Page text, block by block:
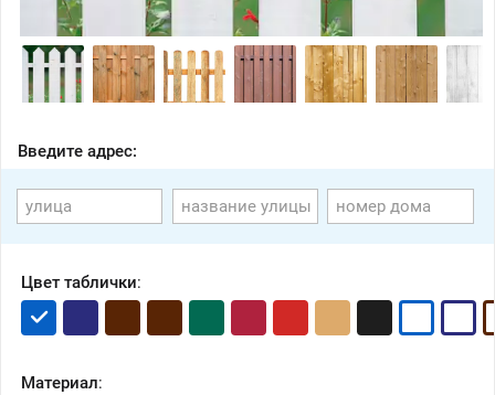
Введите адрес:
Цвет таблички:
Материал: